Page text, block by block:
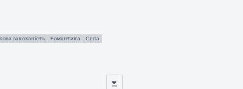
закоханість Романтика Села